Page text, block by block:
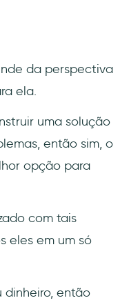
da perspectiva
ela.
uma solução
então sim, o
opção para
com tais
eles em um só
dinheiro, então